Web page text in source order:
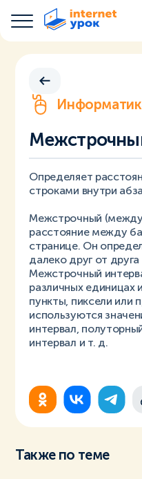
Определяет
строками внутри
Межстрочный
расстояние между
странице. Он
далеко друг от
Межстрочный
различных единицах
пункты, пиксели или
используются
интервал,
интервал и т. д.
Также по теме